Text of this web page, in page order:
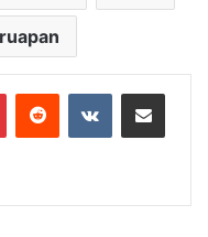
PinterestReddit VKontakteCompartir por